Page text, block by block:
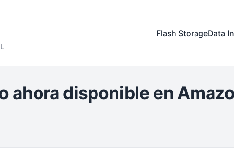
Flash StorageData
ahora disponible en